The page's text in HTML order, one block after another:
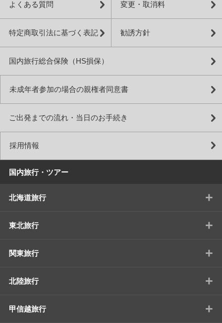
よくある質問 変更・取消料
特定商取引法に基づく表記 勧誘方針
国内旅行総合保険（HS損保）
未成年者参加の場合の親権者同意書
ご出発までの流れ・当日のお手続き
採用情報
国内旅行・ツアー
北海道旅行 +
東北旅行 +
関東旅行 +
北陸旅行 +
甲信越旅行 +